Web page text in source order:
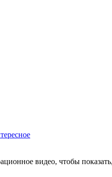
видео, чтобы